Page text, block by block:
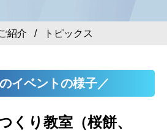
紹介 / トピックス
イベントの様子／
くり教室（桜餅、